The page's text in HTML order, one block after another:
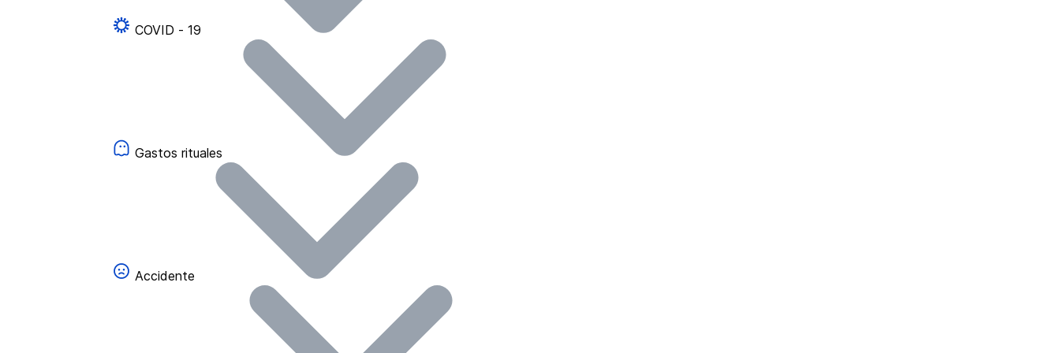
COVID - 19
Gastos rituales
Accidente